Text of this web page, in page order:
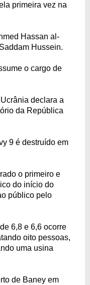
primeira vez na
Hassan al-
Hussein.
o cargo de
declara a
da República
9 é destruído em
o primeiro e
do início do
público pelo
6,8 e 6,6 ocorre
oito pessoas,
uma usina
de Baney em